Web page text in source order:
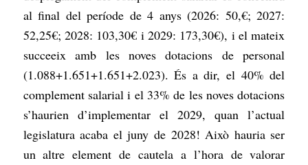
al final del període de 4 anys (2026: 50,€; 2027:
52,25€; 2028: 103,30€ i 2029: 173,30€), i el mateix
succeeix amb les noves dotacions de personal
(1.088+1.651+1.651+2.023). És a dir, el 40% del
complement salarial i el 33% de les noves dotacions
s’haurien d’implementar el 2029, quan l’actual
legislatura acaba el juny de 2028! Això hauria ser
un altre element de cautela a l’hora de valorar